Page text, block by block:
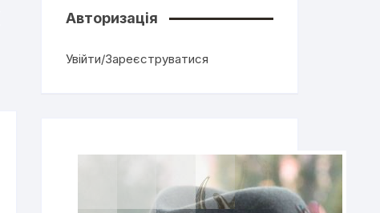
Авторизація
Увійти/Зареєструватися